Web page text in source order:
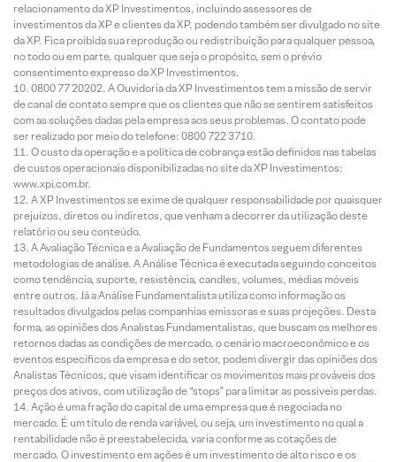
relacionamento da XP Investimentos, incluindo assessores de
investimentos da XP e clientes da XP, podendo também ser divulgado no site
da XP. Fica proibida sua reprodução ou redistribuição para qualquer pessoa,
no todo ou em parte, qualquer que seja o propósito, sem o prévio
consentimento expresso da XP Investimentos.
0800 77 20202. A Ouvidoria da XP Investimentos tem a missão de servir
de canal de contato sempre que os clientes que não se sentirem satisfeitos
com as soluções dadas pela empresa aos seus problemas. O contato pode
ser realizado por meio do telefone: 0800 722 3710.
O custo da operação e a política de cobrança estão definidos nas tabelas
de custos operacionais disponibilizadas no site da XP Investimentos:
www.xpi.com.br.
A XP Investimentos se exime de qualquer responsabilidade por quaisquer
prejuízos, diretos ou indiretos, que venham a decorrer da utilização deste
relatório ou seu conteúdo.
A Avaliação Técnica e a Avaliação de Fundamentos seguem diferentes
metodologias de análise. A Análise Técnica é executada seguindo conceitos
como tendência, suporte, resistência, candles, volumes, médias móveis
entre outros. Já a Análise Fundamentalista utiliza como informação os
resultados divulgados pelas companhias emissoras e suas projeções. Desta
forma, as opiniões dos Analistas Fundamentalistas, que buscam os melhores
retornos dadas as condições de mercado, o cenário macroeconômico e os
eventos específicos da empresa e do setor, podem divergir das opiniões dos
Analistas Técnicos, que visam identificar os movimentos mais prováveis dos
preços dos ativos, com utilização de “stops” para limitar as possíveis perdas.
Ação é uma fração do capital de uma empresa que é negociada no
mercado. É um título de renda variável, ou seja, um investimento no qual a
rentabilidade não é preestabelecida, varia conforme as cotações de
mercado. O investimento em ações é um investimento de alto risco e os